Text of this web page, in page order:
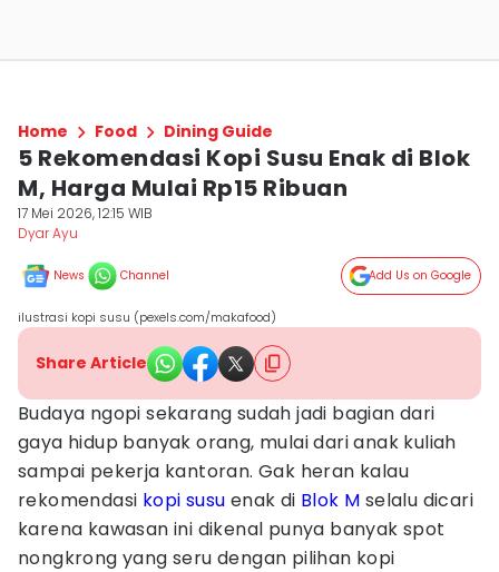
Home Food Dining Guide
5 Rekomendasi Kopi Susu Enak di Blok
M, Harga Mulai Rp15 Ribuan
17 Mei 2026, 12:15 WIB
Dyar Ayu
News Channel Add Us on Google
ilustrasi kopi susu (pexels.com/makafood)
Share Article
Budaya ngopi sekarang sudah jadi bagian dari
gaya hidup banyak orang, mulai dari anak kuliah
sampai pekerja kantoran. Gak heran kalau
rekomendasi kopi susu enak di Blok M selalu dicari
karena kawasan ini dikenal punya banyak spot
nongkrong yang seru dengan pilihan kopi